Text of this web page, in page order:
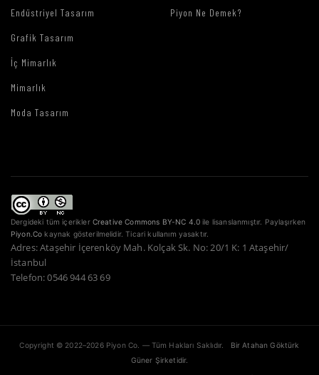
Endüstriyel Tasarım
Grafik Tasarım
İç Mimarlık
Mimarlık
Moda Tasarım
Piyon Ne Demek?
Dergideki tüm içerikler Creative Commons BY-NC 4.0 ile lisanslanmıştır. Paylaşırken
Piyon.Co kaynak gösterilmelidir. Ticari kullanım yasaktır.
Adres: Ataşehir İçerenköy Mah. Kolçak Sk. No: 20/1 K: 1 Ataşehir/
İstanbul
Telefon: 0546 944 63 69
Copyright © 2022–2026 Piyon Co. — Tüm Hakları Saklıdır.
Bir Atahan Göktürk
Güner Şirketidir.